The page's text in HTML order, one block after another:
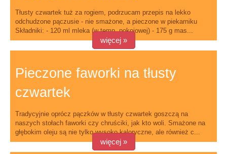
Tłusty czwartek tuż za rogiem, podrzucam przepis na lekko
odchudzone pączusie - nie smażone, a pieczone w piekarniku
Składniki: - 120 ml mleka (w temp. pokojowej) - 175 g mas...
więcej »
Pieczone faworki na tłusty
czwartek
Tradycyjnie oprócz pączków w tłusty czwartek goszczą na
naszych stołach faworki czy chruściki, jak kto woli. Smażone na
głębokim oleju są nie tylko wysoko kaloryczne, ale również c...
więcej »